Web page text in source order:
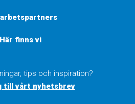
Här finns vi
tips och inspiration?
till vårt nyhetsbrev